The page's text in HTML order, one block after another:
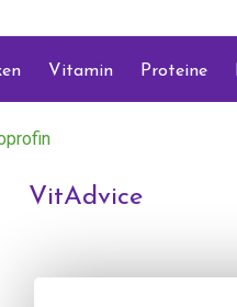
Vitamin Proteine
VitAdvice